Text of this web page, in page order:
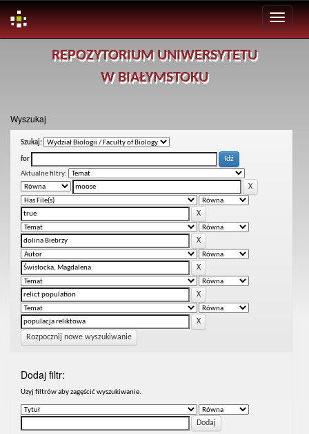
REPOZYTORIUM UNIWERSYTETU
W BIAŁYMSTOKU
Wyszukaj
Szukaj:
for
Aktualne filtry:
Rozpocznij nowe wyszukiwanie
Dodaj filtr:
Uzyj filtrów aby zagęścić wyszukiwanie.